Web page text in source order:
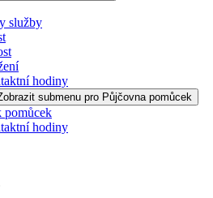
služby
hodiny
submenu pro Půjčovna pomůcek
pomůcek
hodiny